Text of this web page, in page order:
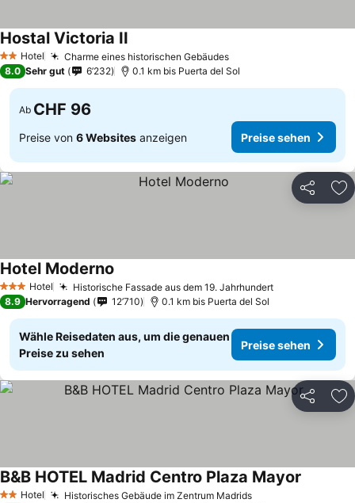
2 Sterne
Hotel Charme eines historischen GebäudesPreise sehen
Hostal Victoria II
8.0 Sehr gut 6’232 0.1 km bis Puerta del Sol
Ab CHF 96
Preise von 6 Websites anzeigen Preise sehen
Teilen
3 SterneHotel Historische Fassade aus dem 19. JahrhundertPreise sehen
Hotel Moderno
8.9 Hervorragend 12’710 0.1 km bis Puerta del Sol
Wähle Reisedaten aus, um die genauen
Preise zu sehen
Preise sehen
Teilen
2 Sterne
Hotel Historisches Gebäude im Zentrum MadridsPreise sehen
B&B HOTEL Madrid Centro Plaza Mayor